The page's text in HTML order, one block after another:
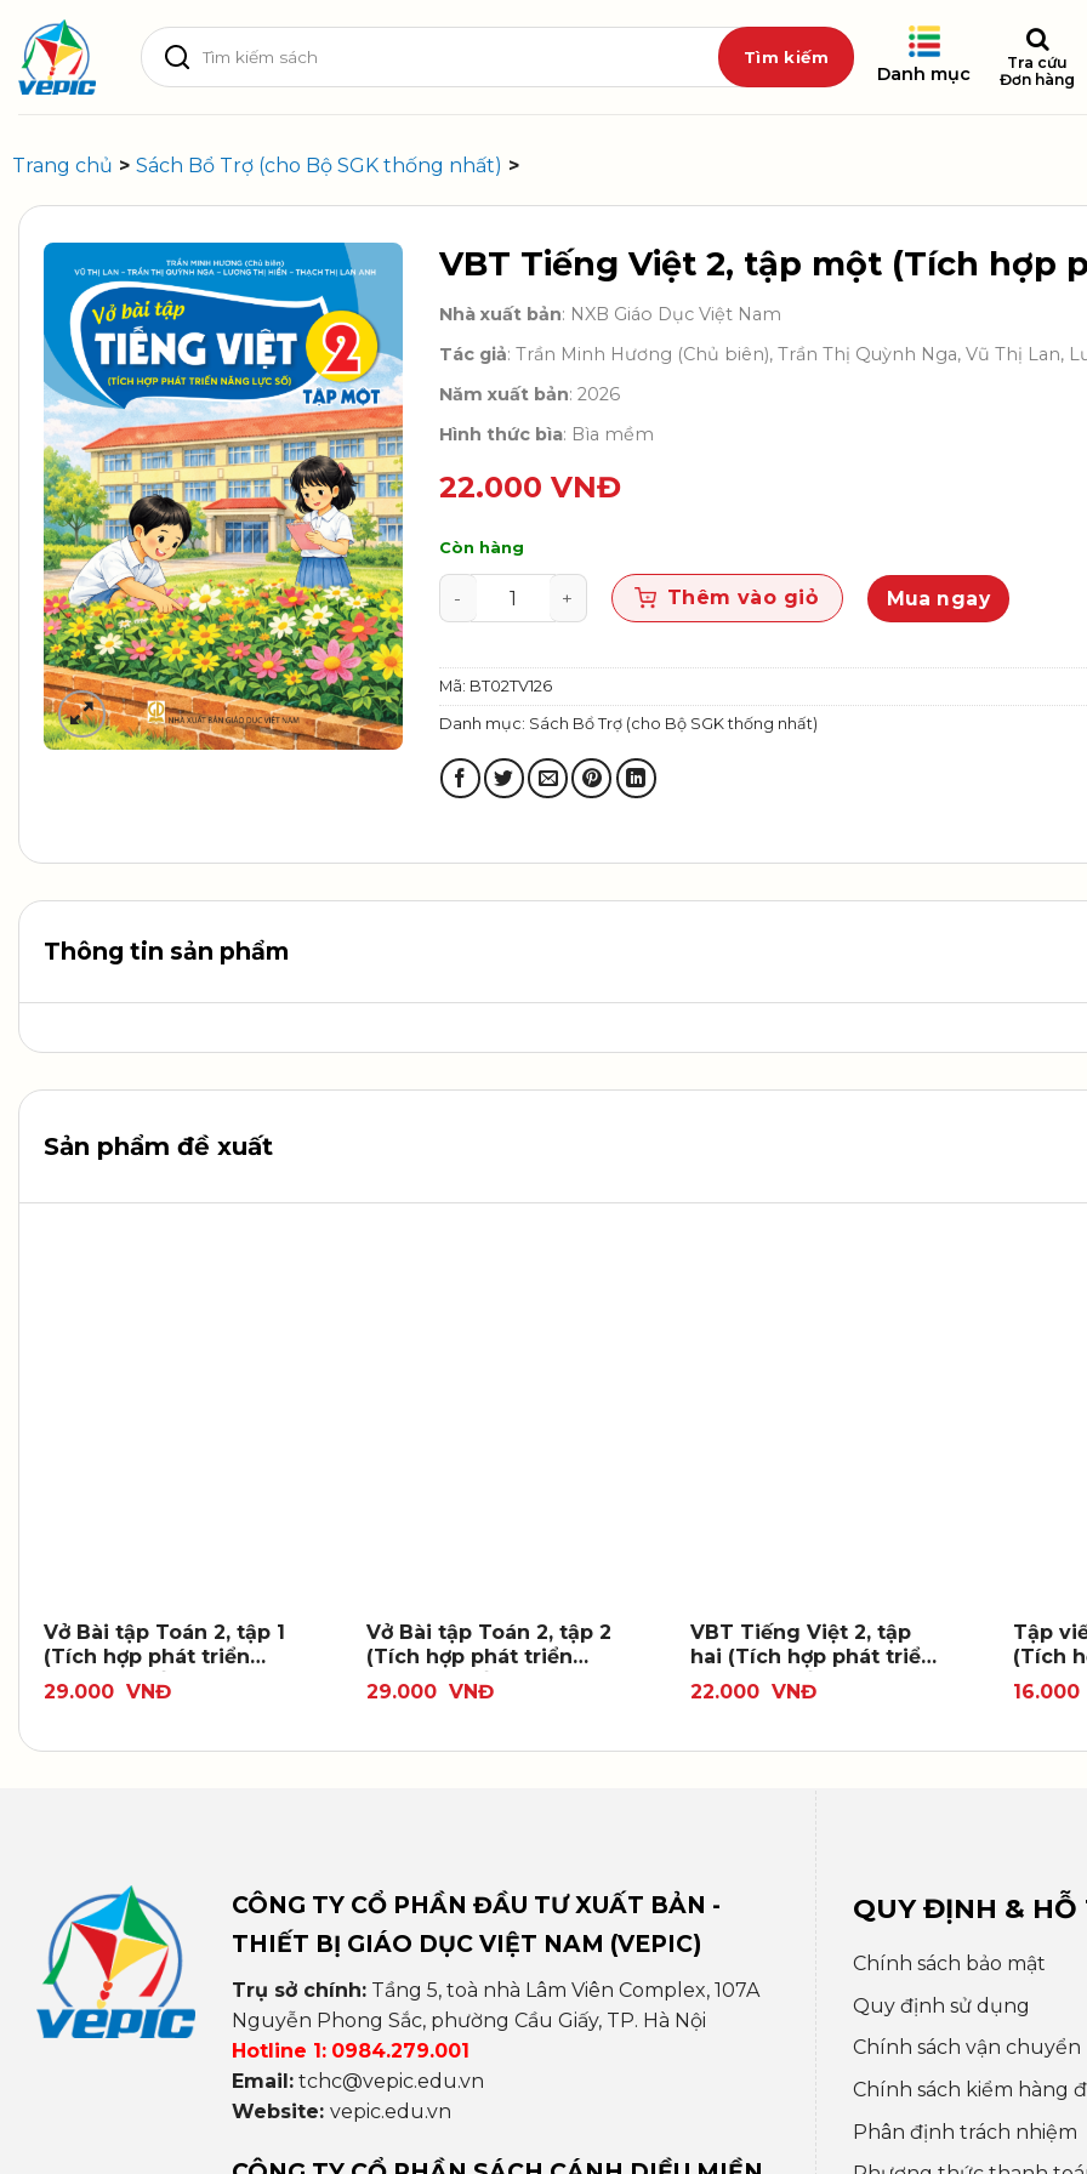
content
Tìm
kiếm:
Danh mục
Tra cứu
Đơn hàng
Trang chủ > Sách Bổ Trợ (cho Bộ SGK thống nhất) >
VBT Tiếng Việt 2, tập một (Tích hợp
Nhà xuất bản: NXB Giáo Dục Việt Nam
Tác giả: Trần Minh Hương (Chủ biên), Trần Thị Quỳnh Nga, Vũ Thị Lan,
Năm xuất bản: 2026
Hình thức bìa: Bìa mềm
22.000 VNĐ
Còn hàng
VBT Tiếng Việt 2, tập một (Tích hợp phát triển năng lực số) số
Thêm vào giỏ Mua ngay
Mã: BT02TV126
Danh mục: Sách Bổ Trợ (cho Bộ SGK thống nhất)
Thông tin sản phẩm
Sản phẩm đề xuất
Vở Bài tập Toán 2, tập 1
(Tích hợp phát triển
năng lực số)
29.000 VNĐ
Vở Bài tập Toán 2, tập 2
(Tích hợp phát triển
năng lực số)
29.000 VNĐ
VBT Tiếng Việt 2, tập
hai (Tích hợp phát triển
năng lực số)
22.000 VNĐ
Tập
(Tích
năng
16.000
CÔNG TY CỔ PHẦN ĐẦU TƯ XUẤT BẢN -
THIẾT BỊ GIÁO DỤC VIỆT NAM (VEPIC)
Trụ sở chính:Tầng 5, toà nhà Lâm Viên Complex, 107A
Nguyễn Phong Sắc, phường Cầu Giấy, TP. Hà Nội
Hotline 1: 0984.279.001
Email: tchc@vepic.edu.vn
Website: vepic.edu.vn
QUY ĐỊNH & HỖ
Chính sách bảo mật
Quy định sử dụng
Chính sách vận chuyển
Chính sách kiểm hàng
Phân định trách nhiệm